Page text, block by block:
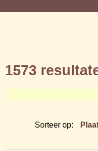
1573
Sorteer op: